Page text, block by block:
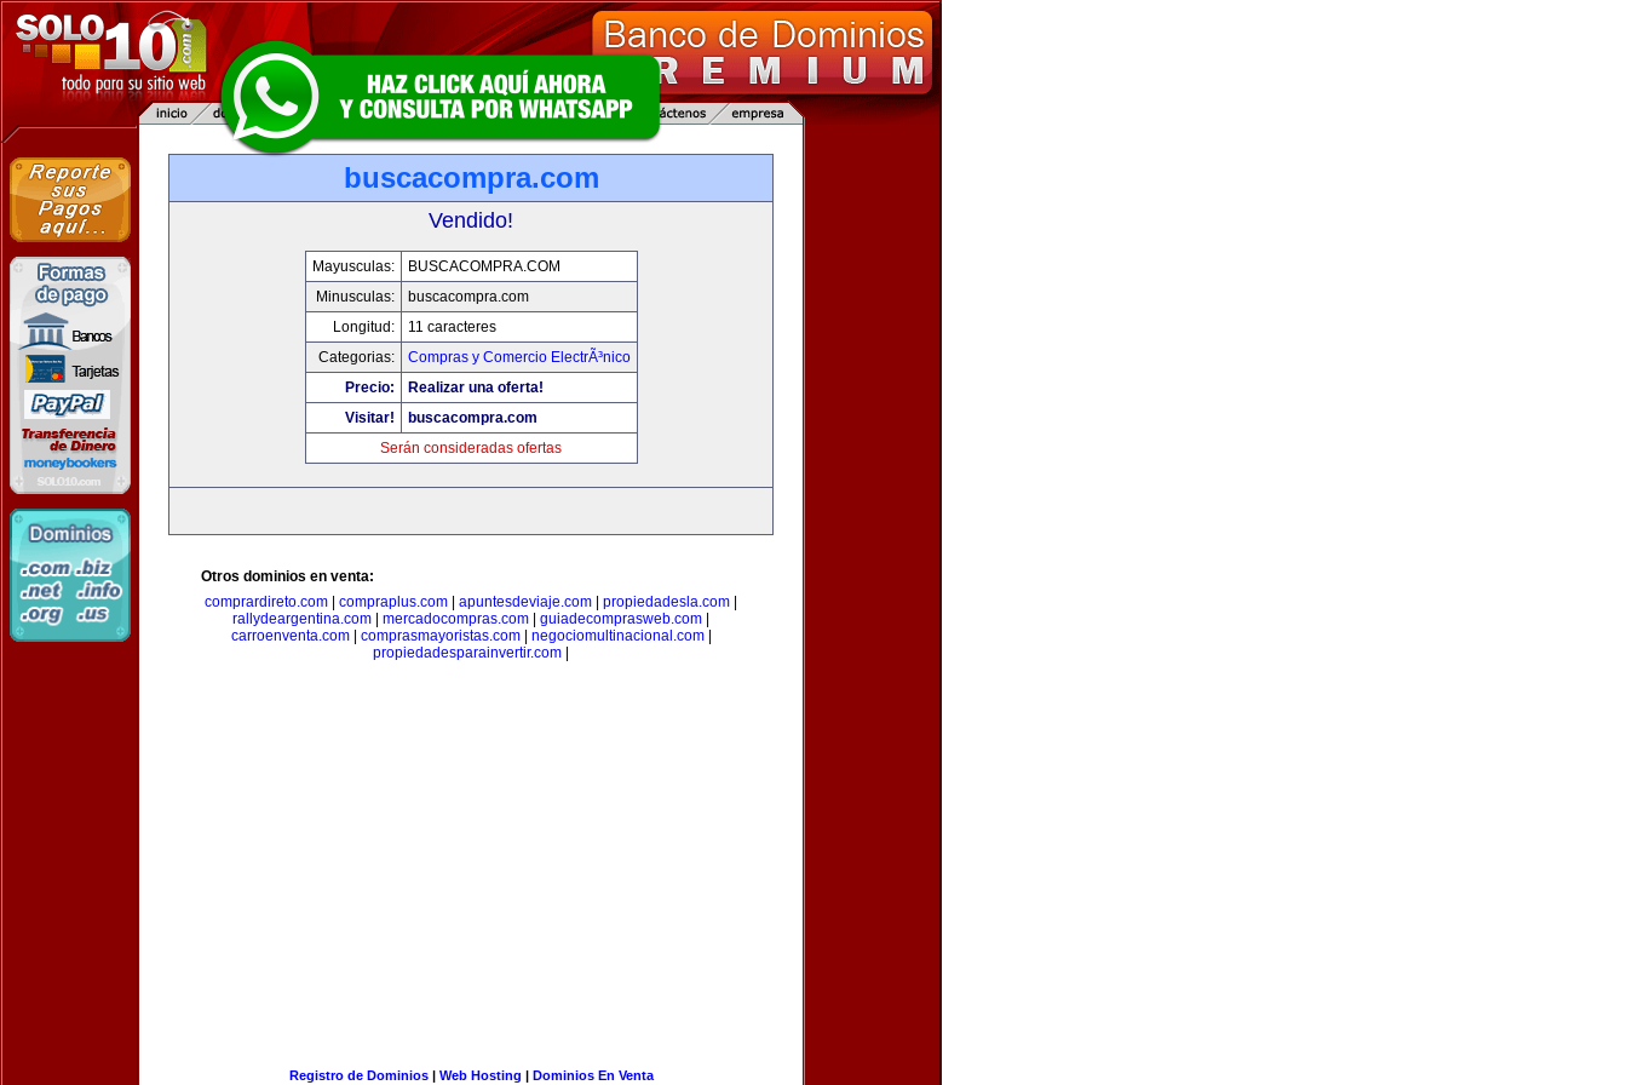
buscacompra.com
Vendido!
Mayusculas:
BUSCACOMPRA.COM
Minusculas:
buscacompra.com
Longitud:
11 caracteres
Categorias:
Compras y Comercio ElectrÃ³nico
Precio:
Realizar una oferta!
Visitar!
buscacompra.com
Serán consideradas ofertas
Otros dominios en venta:
comprardireto.com
compraplus.com apuntesdeviaje.com propiedadesla.com
rallydeargentina.com
mercadocompras.com guiadecomprasweb.com
carroenventa.com| comprasmayoristas.com| negociomultinacional.com|
propiedadesparainvertir.com
Registro de Dominios| Web Hosting | Dominios En Venta